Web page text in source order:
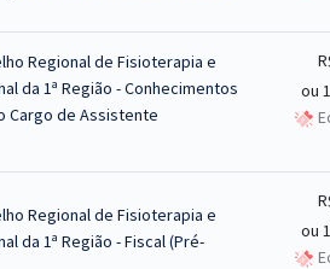
Regional de Fisioterapia e
da 1ª Região - Conhecimentos
Cargo de Assistente
ou
Regional de Fisioterapia e
da 1ª Região - Fiscal (Pré-
ou